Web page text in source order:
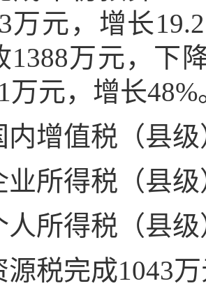
万元，增长
1388万元，下
万元，增长
内增值税（县
业所得税（县
人所得税（县
源税完成1043